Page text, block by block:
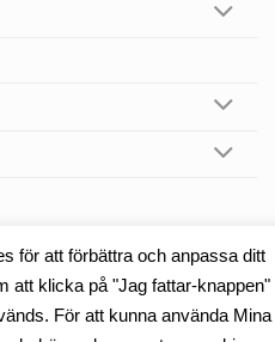
KONTAKT
Heat & Smoke AB
för att förbättra och anpassa ditt
att klicka på "Jag fattar-knappen"
För att kunna använda Mina